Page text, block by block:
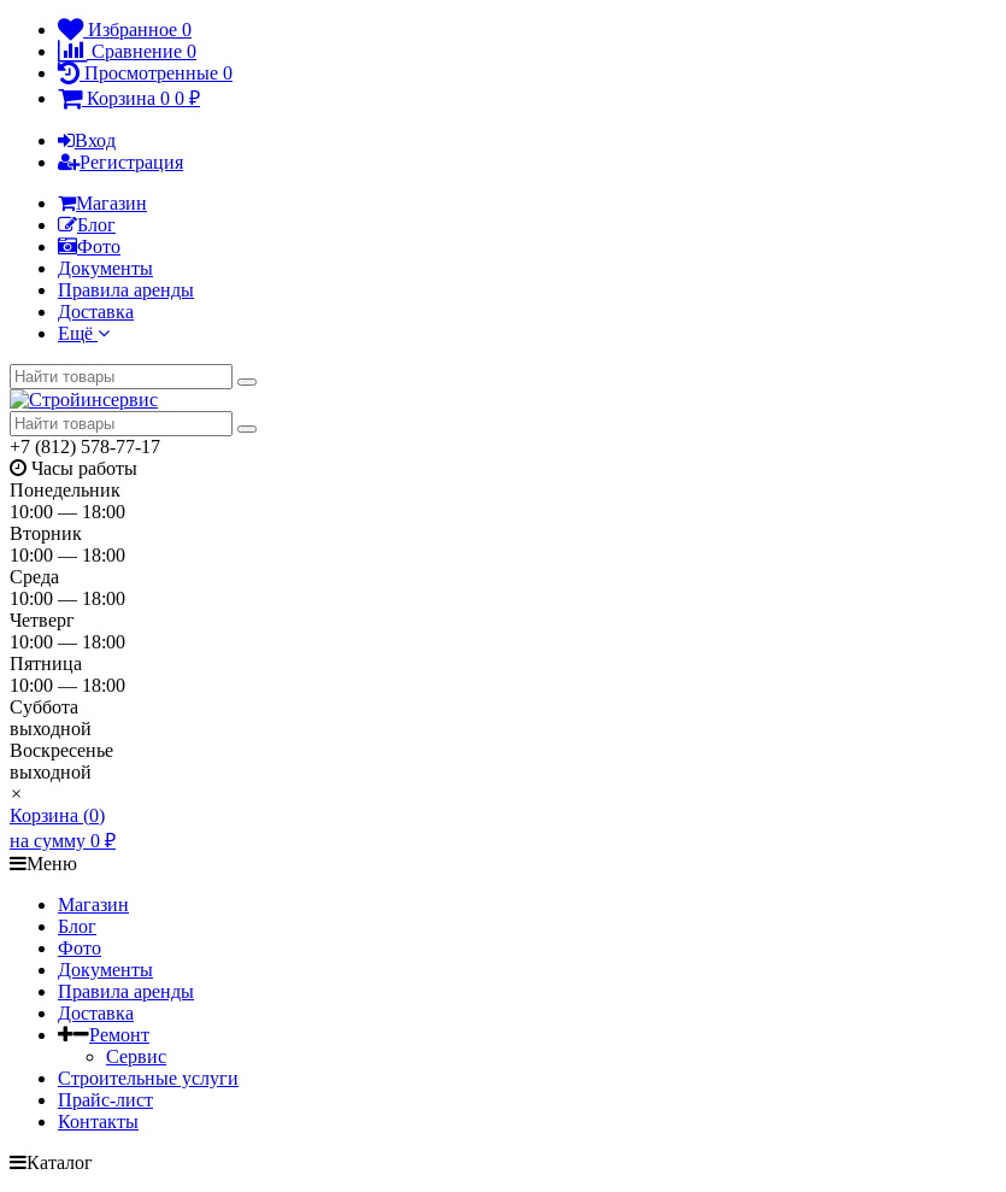
Избранное 0
Сравнение 0
Просмотренные 0
Корзина 0 0 ₽
Вход
Регистрация
Магазин
Блог
Фото
Документы
Правила аренды
Доставка
Ещё
+7 (812) 578-77-17
Часы работы
Понедельник
10:00 — 18:00
Вторник
10:00 — 18:00
Среда
10:00 — 18:00
Четверг
10:00 — 18:00
Пятница
10:00 — 18:00
Суббота
выходной
Воскресенье
выходной
×
Корзина (0)
на сумму 0 ₽
Меню
Магазин
Блог
Фото
Документы
Правила аренды
Доставка
Ремонт
Сервис
Строительные услуги
Прайс-лист
Контакты
Каталог